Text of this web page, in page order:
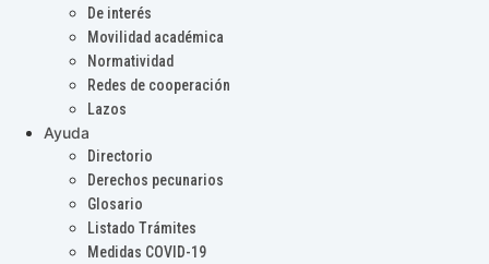
De interés
Movilidad académica
Normatividad
Redes de cooperación
Lazos
Ayuda
Directorio
Derechos pecunarios
Glosario
Listado Trámites
Medidas COVID-19